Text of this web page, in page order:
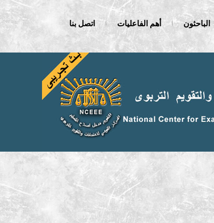
الباحثون أهم الفاعليات
اتصل بنا